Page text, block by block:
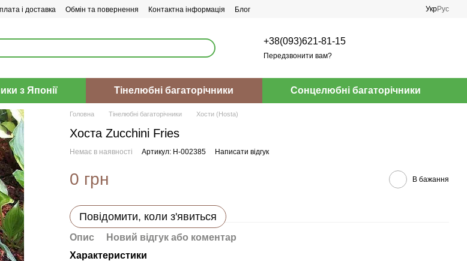
і доставка Обмін та повернення Контактна інформація Блог УкрРус
+38(093)621-81-15
Передзвонити вам?
з Японії Тінелюбні багаторічники Сонцелюбні багаторічники
Головна Тінелюбні багаторічники Хости (Hosta)
Хоста Zucchini Fries
Немає в наявності Артикул: H-002385 Написати відгук
0 грн В бажання
Повідомити, коли з'явиться
Опис
Новий відгук або коментар
Характеристики